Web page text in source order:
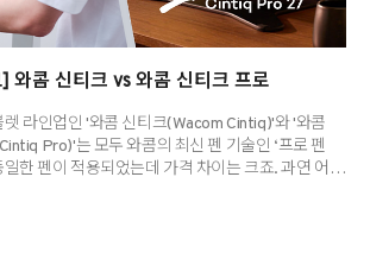
와콤 신티크 vs 와콤 신티크 프로
라인업인 '와콤 신티크(Wacom Cintiq)'와 '와콤
Pro)'는 모두 와콤의 최신 펜 기술인 ‘프로 펜
일한 펜이 적용되었는데 가격 차이는 크죠. 과연 어떤